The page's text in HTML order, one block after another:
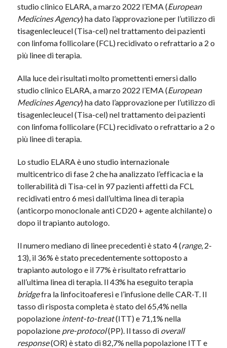
studio clinico ELARA, a marzo 2022 l’EMA (European
Medicines Agency) ha dato l’approvazione per l’utilizzo di
tisagenlecleucel (Tisa-cel) nel trattamento dei pazienti
con linfoma follicolare (FCL) recidivato o refrattario a 2 o
più linee di terapia.
Alla luce dei risultati molto promettenti emersi dallo
studio clinico ELARA, a marzo 2022 l’EMA (European
Medicines Agency) ha dato l’approvazione per l’utilizzo di
tisagenlecleucel (Tisa-cel) nel trattamento dei pazienti
con linfoma follicolare (FCL) recidivato o refrattario a 2 o
più linee di terapia.
Lo studio ELARA è uno studio internazionale
multicentrico di fase 2 che ha analizzato l’efficacia e la
tollerabilità di Tisa-cel in 97 pazienti affetti da FCL
recidivati entro 6 mesi dall’ultima linea di terapia
(anticorpo monoclonale anti CD20 + agente alchilante) o
dopo il trapianto autologo.
Il numero mediano di linee precedenti è stato 4 (range, 2-
13), il 36% è stato precedentemente sottoposto a
trapianto autologo e il 77% è risultato refrattario
all’ultima linea di terapia. Il 43% ha eseguito terapia
bridgefra la linfocitoaferesi e l’infusione delle CAR-T. Il
tasso di risposta completa è stato del 65,4% nella
popolazione intent-to-treat(ITT) e 71,1% nella
popolazione pre-protocol(PP). Il tasso di overall
response(OR) è stato di 82,7% nella popolazione ITT e